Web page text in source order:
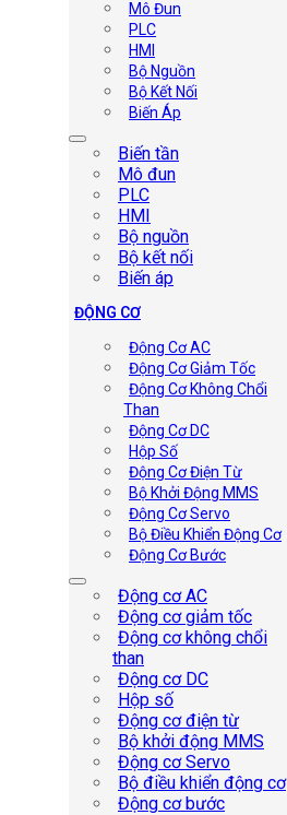
Mô Đun
PLC
HMI
Bộ Nguồn
Bộ Kết Nối
Biến Áp
Biến tần
Mô đun
PLC
HMI
Bộ nguồn
Bộ kết nối
Biến áp
ĐỘNG CƠ
Động Cơ AC
Động Cơ Giảm Tốc
Động Cơ Không Chổi
Than
Động Cơ DC
Hộp Số
Động Cơ Điện Từ
Bộ Khởi Động MMS
Động Cơ Servo
Bộ Điều Khiển Động Cơ
Động Cơ Bước
Động cơ AC
Động cơ giảm tốc
Động cơ không chổi
than
Động cơ DC
Hộp số
Động cơ điện từ
Bộ khởi động MMS
Động cơ Servo
Bộ điều khiển động cơ
Động cơ bước